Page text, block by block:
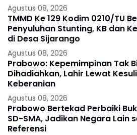
Agustus 08, 2026
TMMD Ke 129 Kodim 0210/TU
Penyuluhan Stunting, KB dan
di Desa Sijarango
Agustus 08, 2026
Prabowo: Kepemimpinan Tak
Dihadiahkan, Lahir Lewat
Keberanian
Agustus 08, 2026
Prabowo Bertekad Perbaiki
SD-SMA, Jadikan Negara Lain
Referensi